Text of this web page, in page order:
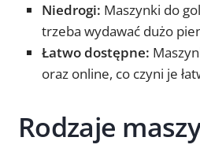
Niedrogi: Maszynki do
trzeba wydawać dużo
Łatwo dostępne:
oraz online, co czyni je
Rodzaje